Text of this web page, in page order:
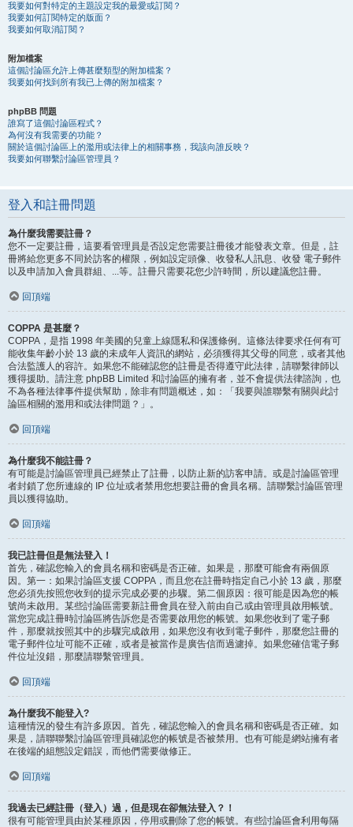
我要如何對特定的主題設定我的最愛或訂閱？
我要如何訂閱特定的版面？
我要如何取消訂閱？
附加檔案
這個討論區允許上傳甚麼類型的附加檔案？
我要如何找到所有我已上傳的附加檔案？
phpBB 問題
誰寫了這個討論區程式？
為何沒有我需要的功能？
關於這個討論區上的濫用或法律上的相關事務，我該向誰反映？
我要如何聯繫討論區管理員？
登入和註冊問題
為什麼我需要註冊？
您不一定要註冊，這要看管理員是否設定您需要註冊後才能發表文章。但是，註
冊將給您更多不同於訪客的權限，例如設定頭像、收發私人訊息、收發 電子郵件
以及申請加入會員群組、...等。註冊只需要花您少許時間，所以建議您註冊。
回頂端
COPPA 是甚麼？
COPPA，是指 1998 年美國的兒童上線隱私和保護條例。這條法律要求任何有可
能收集年齡小於 13 歲的未成年人資訊的網站，必須獲得其父母的同意，或者其他
合法監護人的容許。如果您不能確認您的註冊是否得遵守此法律，請聯繫律師以
獲得援助。請注意 phpBB Limited 和討論區的擁有者，並不會提供法律諮詢，也
不為各種法律事件提供幫助，除非有問題概述，如：「我要與誰聯繫有關與此討
論區相關的濫用和或法律問題？」。
回頂端
為什麼我不能註冊？
有可能是討論區管理員已經禁止了註冊，以防止新的訪客申請。或是討論區管理
者封鎖了您所連線的 IP 位址或者禁用您想要註冊的會員名稱。請聯繫討論區管理
員以獲得協助。
回頂端
我已註冊但是無法登入！
首先，確認您輸入的會員名稱和密碼是否正確。如果是，那麼可能會有兩個原
因。第一：如果討論區支援 COPPA，而且您在註冊時指定自己小於 13 歲，那麼
您必須先按照您收到的提示完成必要的步驟。第二個原因：很可能是因為您的帳
號尚未啟用。某些討論區需要新註冊會員在登入前由自己或由管理員啟用帳號。
當您完成註冊時討論區將告訴您是否需要啟用您的帳號。如果您收到了電子郵
件，那麼就按照其中的步驟完成啟用，如果您沒有收到電子郵件，那麼您註冊的
電子郵件位址可能不正確，或者是被當作是廣告信而過濾掉。如果您確信電子郵
件位址沒錯，那麼請聯繫管理員。
回頂端
為什麼我不能登入?
這種情況的發生有許多原因。首先，確認您輸入的會員名稱和密碼是否正確。如
果是，請聯聯繫討論區管理員確認您的帳號是否被禁用。也有可能是網站擁有者
在後端的組態設定錯誤，而他們需要做修正。
回頂端
我過去已經註冊（登入）過，但是現在卻無法登入？！
很有可能管理員由於某種原因，停用或刪除了您的帳號。有些討論區會利用每隔